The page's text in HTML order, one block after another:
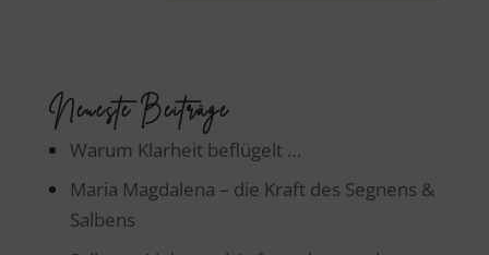
Neueste Beiträge
Warum Klarheit beflügelt …
Maria Magdalena – die Kraft des Segnens &
Salbens